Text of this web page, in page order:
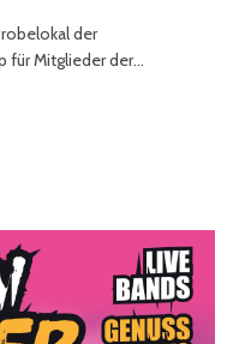
der
für Mitglieder der…